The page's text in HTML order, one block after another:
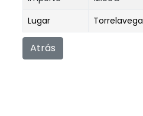
Lugar
Torrelavega
Atrás